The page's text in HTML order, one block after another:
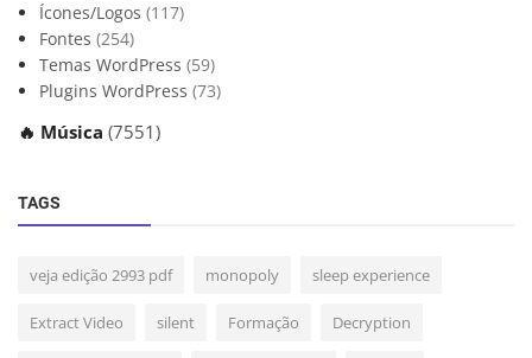
Ícones/Logos (117)
Fontes (254)
Temas WordPress (59)
Plugins WordPress (73)
🔥 Música (7551)
TAGS
veja edição 2993 pdf monopoly sleep experience
Extract Video silent Formação Decryption